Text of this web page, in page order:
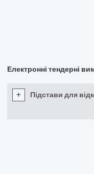
Електронні тендерні
+ Підстави для